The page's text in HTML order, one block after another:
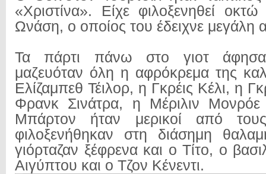
«Χριστίνα». Είχε φιλοξενηθεί
Ωνάση, ο οποίος του έδειχνε μεγάλη
Τα πάρτι πάνω στο γιοτ
μαζευόταν όλη η αφρόκρεμα της
Ελίζαμπεθ Τέιλορ, η Γκρέις Κέλι, η
Φρανκ Σινάτρα, η Μέριλιν Μονρόε
Μπάρτον ήταν μερικοί από
φιλοξενήθηκαν στη διάσημη
γιόρταζαν ξέφρενα και ο Τίτο, ο
Αιγύπτου και ο Τζον Κένεντι.